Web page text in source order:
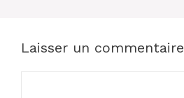
Laisser un commentaire